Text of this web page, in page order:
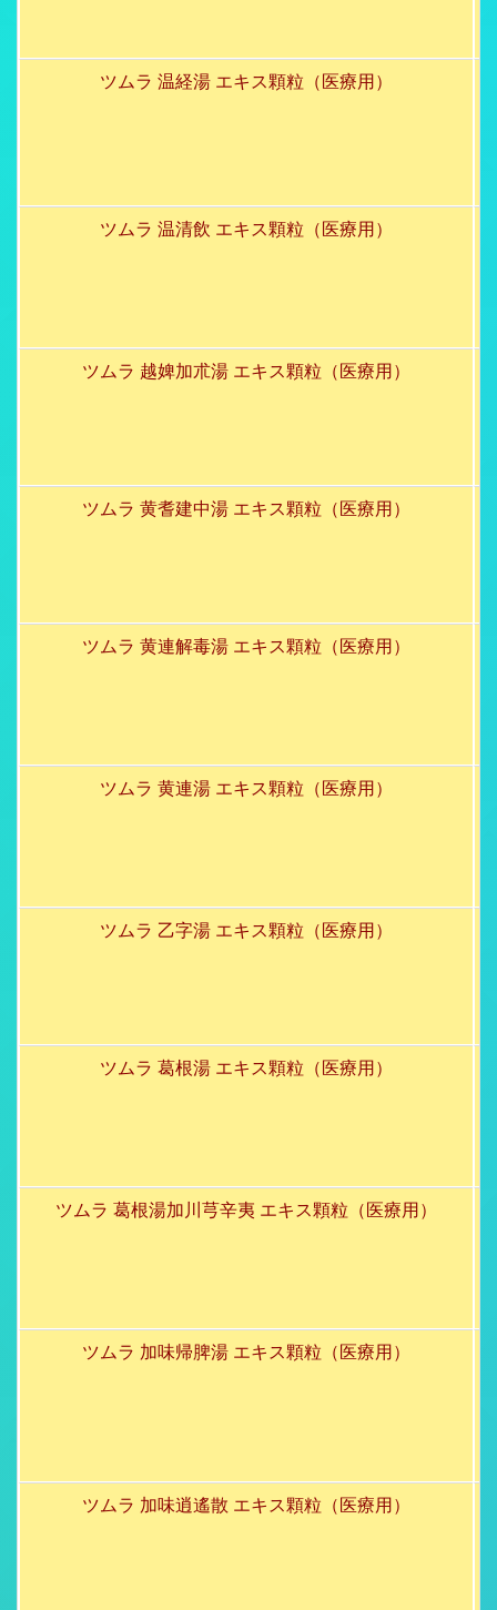
ツムラ 温経湯 エキス顆粒（医療用）
ツムラ 温清飲 エキス顆粒（医療用）
ツムラ 越婢加朮湯 エキス顆粒（医療用）
ツムラ 黄耆建中湯 エキス顆粒（医療用）
ツムラ 黄連解毒湯 エキス顆粒（医療用）
ツムラ 黄連湯 エキス顆粒（医療用）
ツムラ 乙字湯 エキス顆粒（医療用）
ツムラ 葛根湯 エキス顆粒（医療用）
ツムラ 葛根湯加川芎辛夷 エキス顆粒（医療用）
ツムラ 加味帰脾湯 エキス顆粒（医療用）
ツムラ 加味逍遙散 エキス顆粒（医療用）